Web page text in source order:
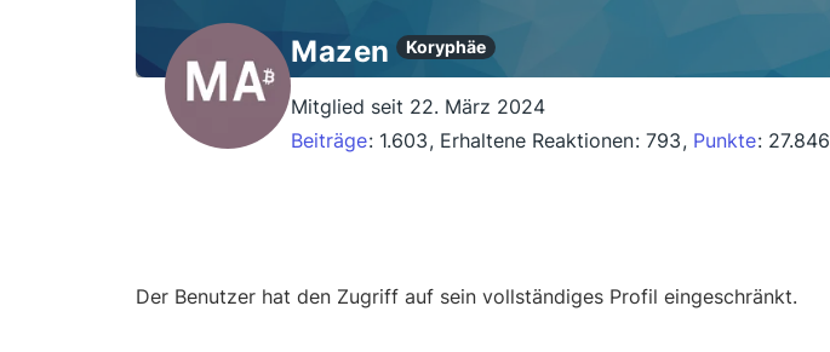
Mazen Koryphäe
Mitglied seit 22. März 2024
Beiträge 1.603 Erhaltene Reaktionen 793 Punkte 27.846
Der Benutzer hat den Zugriff auf sein vollständiges Profil eingeschränkt.